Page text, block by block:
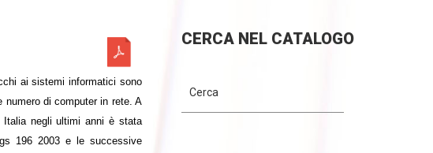
ai sistemi informatici sono
numero di computer in rete. A
Italia negli ultimi anni è stata
196 2003 e le successive
CERCANEL CATALOGO